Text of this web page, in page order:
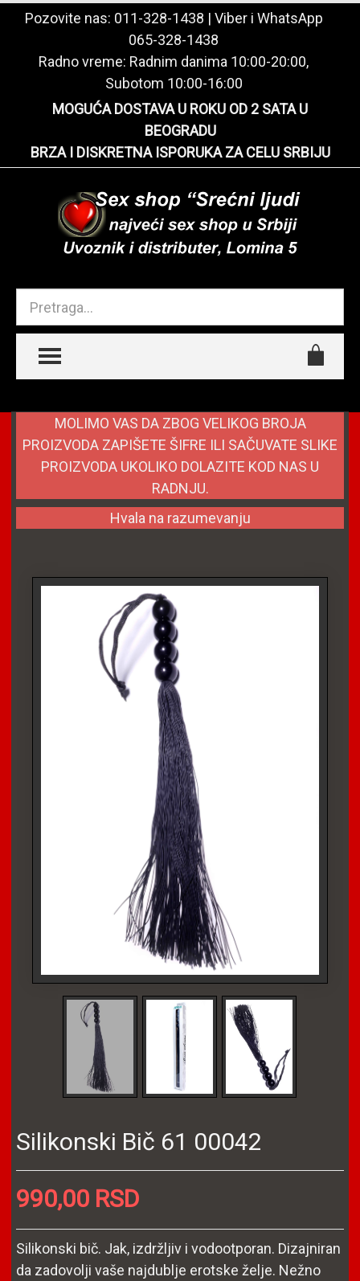
Pozovite nas: 011-328-1438 | Viber i WhatsApp
065-328-1438
Radno vreme: Radnim danima 10:00-20:00,
Subotom 10:00-16:00
MOGUĆA DOSTAVA U ROKU OD 2 SATA U
BEOGRADU
BRZA I DISKRETNA ISPORUKA ZA CELU SRBIJU
TOGGLE MENU
MOLIMO VAS DA ZBOG VELIKOG BROJA
PROIZVODA ZAPIŠETE ŠIFRE ILI SAČUVATE SLIKE
PROIZVODA UKOLIKO DOLAZITE KOD NAS U
RADNJU.
Hvala na razumevanju
Silikonski Bič 61 00042
990,00 RSD
Silikonski bič. Jak, izdržljiv i vodootporan. Dizajniran
da zadovolji vaše najdublje erotske želje. Nežno